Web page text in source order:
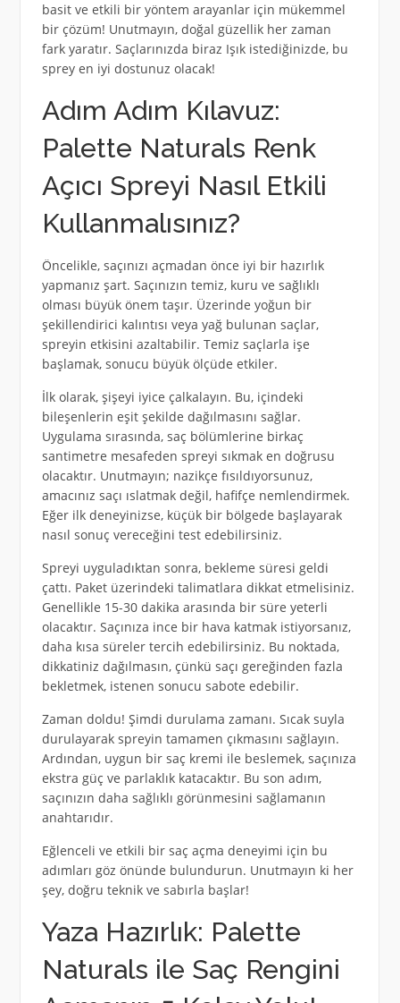
basit ve etkili bir yöntem arayanlar için mükemmel
bir çözüm! Unutmayın, doğal güzellik her zaman
fark yaratır. Saçlarınızda biraz Işık istediğinizde, bu
sprey en iyi dostunuz olacak!
Adım Adım Kılavuz:
Palette Naturals Renk
Açıcı Spreyi Nasıl Etkili
Kullanmalısınız?
Öncelikle, saçınızı açmadan önce iyi bir hazırlık
yapmanız şart. Saçınızın temiz, kuru ve sağlıklı
olması büyük önem taşır. Üzerinde yoğun bir
şekillendirici kalıntısı veya yağ bulunan saçlar,
spreyin etkisini azaltabilir. Temiz saçlarla işe
başlamak, sonucu büyük ölçüde etkiler.
İlk olarak, şişeyi iyice çalkalayın. Bu, içindeki
bileşenlerin eşit şekilde dağılmasını sağlar.
Uygulama sırasında, saç bölümlerine birkaç
santimetre mesafeden spreyi sıkmak en doğrusu
olacaktır. Unutmayın; nazikçe fısıldıyorsunuz,
amacınız saçı ıslatmak değil, hafifçe nemlendirmek.
Eğer ilk deneyinizse, küçük bir bölgede başlayarak
nasıl sonuç vereceğini test edebilirsiniz.
Spreyi uyguladıktan sonra, bekleme süresi geldi
çattı. Paket üzerindeki talimatlara dikkat etmelisiniz.
Genellikle 15-30 dakika arasında bir süre yeterli
olacaktır. Saçınıza ince bir hava katmak istiyorsanız,
daha kısa süreler tercih edebilirsiniz. Bu noktada,
dikkatiniz dağılmasın, çünkü saçı gereğinden fazla
bekletmek, istenen sonucu sabote edebilir.
Zaman doldu! Şimdi durulama zamanı. Sıcak suyla
durulayarak spreyin tamamen çıkmasını sağlayın.
Ardından, uygun bir saç kremi ile beslemek, saçınıza
ekstra güç ve parlaklık katacaktır. Bu son adım,
saçınızın daha sağlıklı görünmesini sağlamanın
anahtarıdır.
Eğlenceli ve etkili bir saç açma deneyimi için bu
adımları göz önünde bulundurun. Unutmayın ki her
şey, doğru teknik ve sabırla başlar!
Yaza Hazırlık: Palette
Naturals ile Saç Rengini